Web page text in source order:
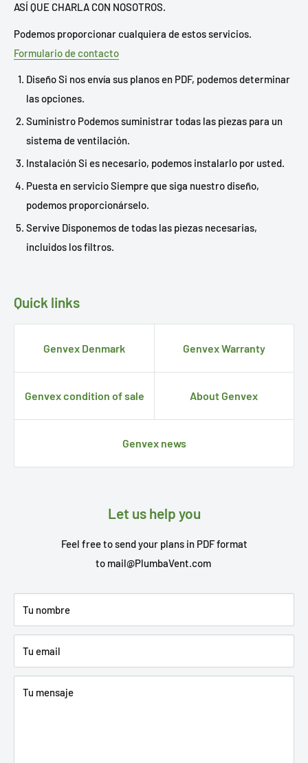
ASÍ QUE CHARLA CON NOSOTROS.
Podemos proporcionar cualquiera de estos servicios.
Formulario de contacto
Diseño Si nos envía sus planos en PDF, podemos determinar
las opciones.
Suministro Podemos suministrar todas las piezas para un
sistema de ventilación.
Instalación Si es necesario, podemos instalarlo por usted.
Puesta en servicio Siempre que siga nuestro diseño,
podemos proporcionárselo.
Servive Disponemos de todas las piezas necesarias,
incluidos los filtros.
Quick links
Genvex Denmark Genvex Warranty
Genvex condition of sale About Genvex
Genvex news
Let us help you
Feel free to send your plans in PDF format
to mail@PlumbaVent.com
Tu nombre
Tu email
Tu mensaje